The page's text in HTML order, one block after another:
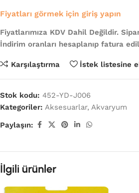
Fiyatları görmek için giriş yapın
Fiyatlarımıza KDV Dahil Değildir.
İndirim oranları hesaplanıp fatura
Karşılaştırma İstek listesine
Stok kodu: 452-YD-J006
Kategoriler: Aksesuarlar, Akvaryum
Paylaşın:
İlgili ürünler